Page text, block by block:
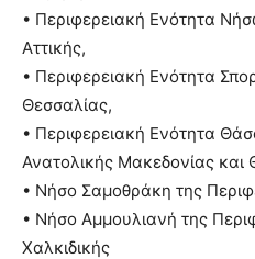
• Περιφερειακή Ενότητα
Αττικής,
• Περιφερειακή Ενότητα
Θεσσαλίας,
• Περιφερειακή Ενότητα
Ανατολικής Μακεδονίας και
• Νήσο Σαμοθράκη της
• Νήσο Αμμουλιανή της
Χαλκιδικής